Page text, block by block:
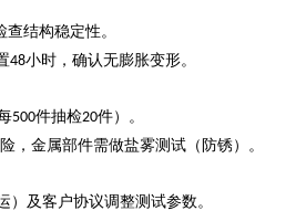
查结构稳定性。
48小时，确认无膨胀变形。
500件抽检20件）。
，金属部件需做盐雾测试（防锈）。
）及客户协议调整测试参数。